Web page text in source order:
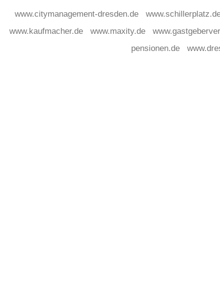
www.citymanagement-dresden.de
www.kaufmacher.de
www.maxity.de
pensionen.de